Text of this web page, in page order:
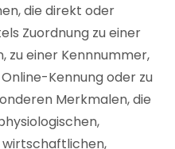
die direkt oder
Zuordnung zu einer
zu einer Kennnummer,
Kennung oder zu
Merkmalen, die